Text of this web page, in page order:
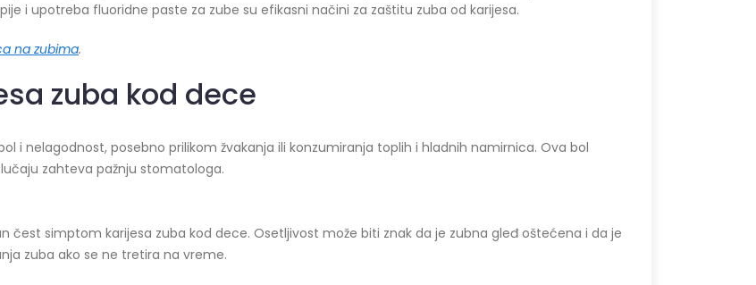
i upotreba fluoridne paste za zube su efikasni načini za zaštitu zuba od karijesa.
na zubima.
zuba kod dece
i nelagodnost, posebno prilikom žvakanja ili konzumiranja toplih i hladnih namirnica. Ova bol
zahteva pažnju stomatologa.
čest simptom karijesa zuba kod dece. Osetljivost može biti znak da je zubna gleđ oštećena i da je
zuba ako se ne tretira na vreme.